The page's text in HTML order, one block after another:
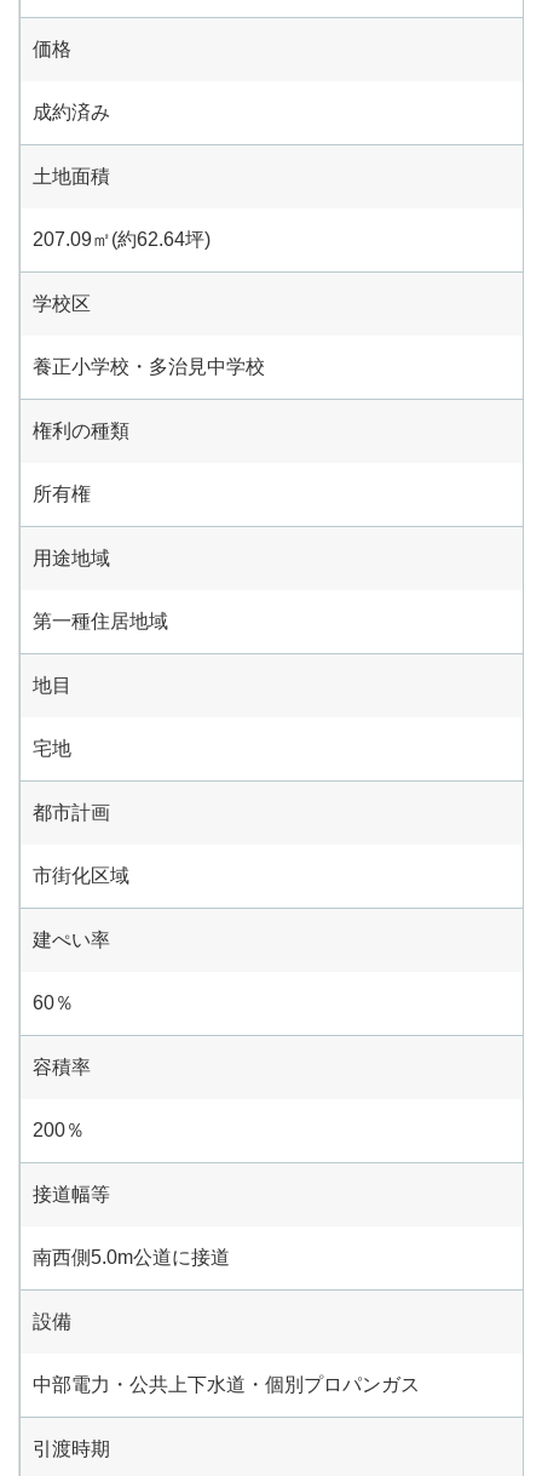
価格
成約済み
土地面積
207.09㎡(約62.64坪)
学校区
養正小学校・多治見中学校
権利の種類
所有権
用途地域
第一種住居地域
地目
宅地
都市計画
市街化区域
建ぺい率
60％
容積率
200％
接道幅等
南西側5.0m公道に接道
設備
中部電力・公共上下水道・個別プロパンガス
引渡時期